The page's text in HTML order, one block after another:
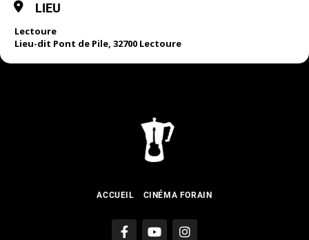
LIEU
Lectoure
Lieu-dit Pont de Pile, 32700 Lectoure
ACCUEIL CINÉMA FORAIN